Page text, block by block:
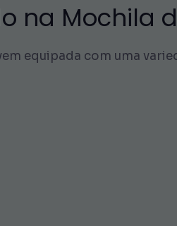
na Mochila
equipada com uma